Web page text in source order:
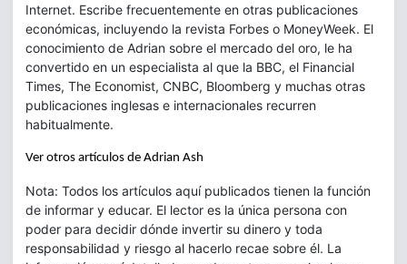
Internet. Escribe frecuentemente en otras publicaciones
económicas, incluyendo la revista Forbes o MoneyWeek. El
conocimiento de Adrian sobre el mercado del oro, le ha
convertido en un especialista al que la BBC, el Financial
Times, The Economist, CNBC, Bloomberg y muchas otras
publicaciones inglesas e internacionales recurren
habitualmente.
Ver otros artículos de Adrian Ash
Nota: Todos los artículos aquí publicados tienen la función
de informar y educar. El lector es la única persona con
poder para decidir dónde invertir su dinero y toda
responsabilidad y riesgo al hacerlo recae sobre él. La